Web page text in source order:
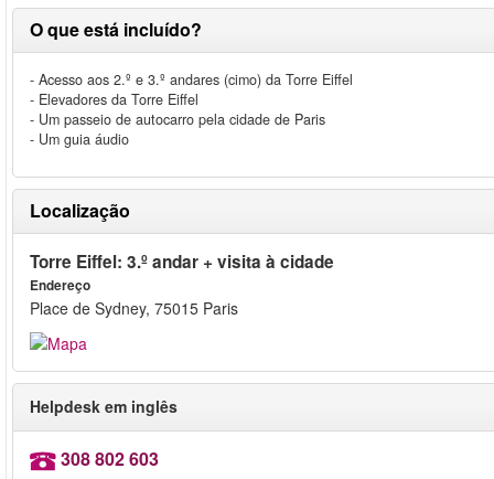
O que está incluído?
- Acesso aos 2.º e 3.º andares (cimo) da Torre Eiffel
- Elevadores da Torre Eiffel
- Um passeio de autocarro pela cidade de Paris
- Um guia áudio
Localização
Torre Eiffel: 3.º andar + visita à cidade
Endereço
Place de Sydney, 75015 Paris
Helpdesk em inglês
308 802 603